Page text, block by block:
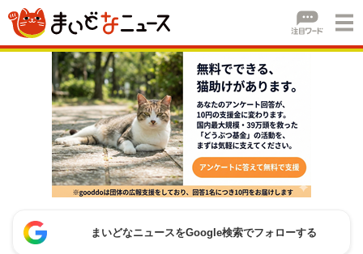
まいどなニュースをGoogle検索でフォローする